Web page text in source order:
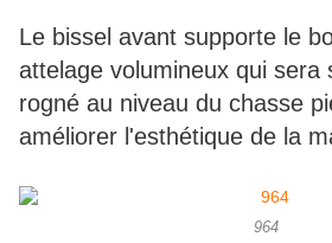
Le bissel avant supporte le
attelage volumineux qui sera
rogné au niveau du chasse
améliorer l'esthétique de la
964